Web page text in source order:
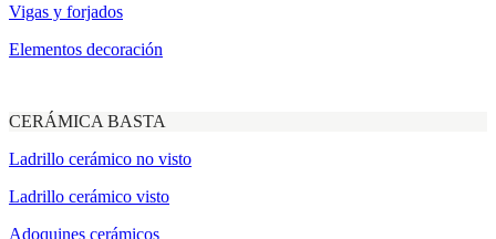
Vigas y forjados
Elementos decoración
CERÁMICA BASTA
Ladrillo cerámico no visto
Ladrillo cerámico visto
Adoquines cerámicos